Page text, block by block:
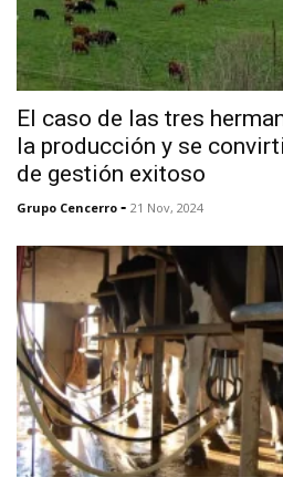
El caso de las tres
la producción y se
de gestión exitoso
Grupo Cencerro - 21 Nov, 2024